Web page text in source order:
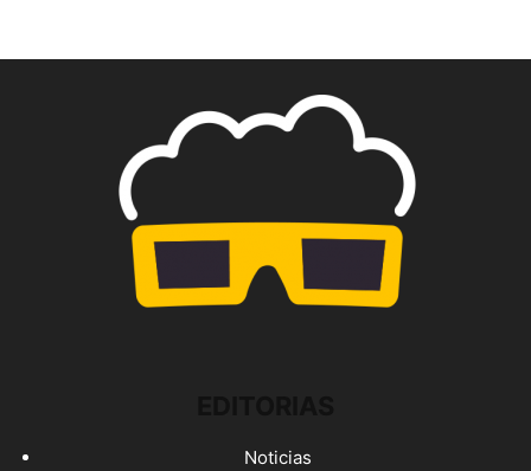
Noticias